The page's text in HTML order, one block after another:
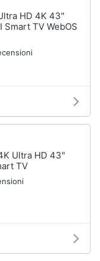
HD 4K 43"
Smart TV WebOS
Ultra HD 43"
TV